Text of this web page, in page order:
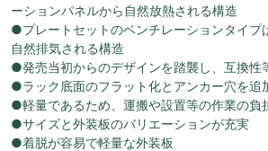
ーションパネルから自然放熱される構造
●プレートセットのベンチレーションタイプ
自然排気される構造
●発売当初からのデザインを踏襲し、互換性
●ラック底面のフラット化とアンカー穴を追
●軽量であるため、運搬や設置等の作業の負
●サイズと外装板のバリエーションが充実
●着脱が容易で軽量な外装板